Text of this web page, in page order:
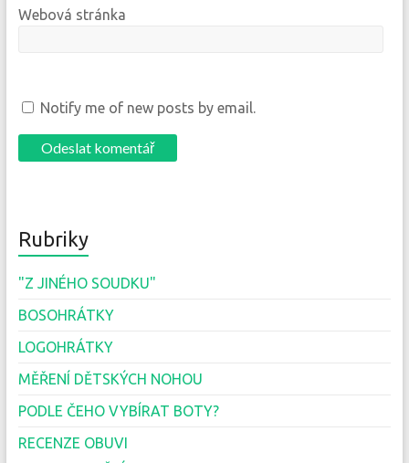
Webová stránka
Notify me of new posts by email.
Rubriky
"Z JINÉHO SOUDKU"
BOSOHRÁTKY
LOGOHRÁTKY
MĚŘENÍ DĚTSKÝCH NOHOU
PODLE ČEHO VYBÍRAT BOTY?
RECENZE OBUVI